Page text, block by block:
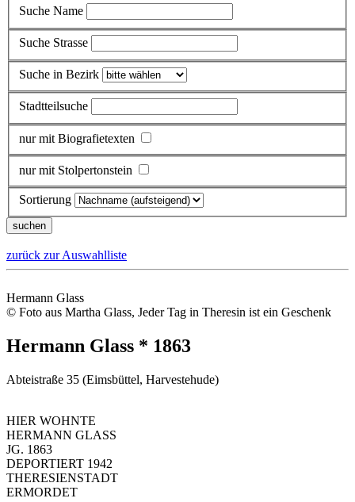
Suche Name
Suche Strasse
Suche in Bezirk
Stadtteilsuche
nur mit Biografietexten
nur mit Stolpertonstein
Sortierung
zurück zur Auswahlliste
Hermann Glass
© Foto aus Martha Glass, Jeder Tag in Theresin ist ein Geschenk
Hermann Glass * 1863
Abteistraße 35 (Eimsbüttel, Harvestehude)
HIER WOHNTE
HERMANN GLASS
JG. 1863
DEPORTIERT 1942
THERESIENSTADT
ERMORDET